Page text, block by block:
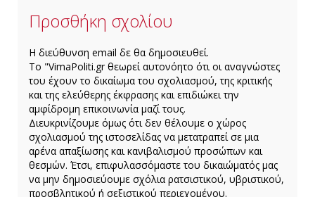
Προσθήκη σχολίου
H διεύθυνση email δε θα δημοσιευθεί.
Το "VimaPoliti.gr θεωρεί αυτονόητο ότι οι αναγνώστες
του έχουν το δικαίωμα του σχολιασμού, της κριτικής
και της ελεύθερης έκφρασης και επιδιώκει την
αμφίδρομη επικοινωνία μαζί τους.
Διευκρινίζουμε όμως ότι δεν θέλουμε ο χώρος
σχολιασμού της ιστοσελίδας να μετατραπεί σε μια
αρένα απαξίωσης και κανιβαλισμού προσώπων και
θεσμών. Έτσι, επιφυλασσόμαστε του δικαιώματός μας
να μην δημοσιεύουμε σχόλια ρατσιστικού, υβριστικού,
προσβλητικού ή σεξιστικού περιεχομένου.